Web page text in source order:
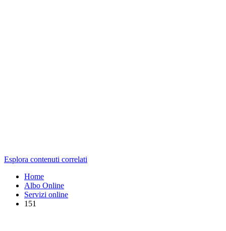
Esplora contenuti correlati
Home
Albo Online
Servizi online
151